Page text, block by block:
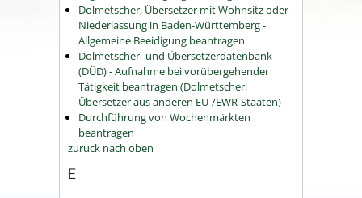
Dolmetscher, Übersetzer mit Wohnsitz oder
Niederlassung in Baden-Württemberg -
Allgemeine Beeidigung beantragen
Dolmetscher- und Übersetzerdatenbank
(DÜD) - Aufnahme bei vorübergehender
Tätigkeit beantragen (Dolmetscher,
Übersetzer aus anderen EU-/EWR-Staaten)
Durchführung von Wochenmärkten
beantragen
zurück nach oben
E